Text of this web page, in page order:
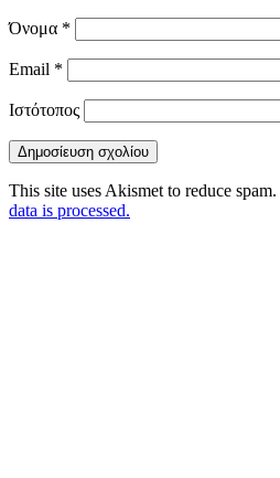
Όνομα *
Email *
Ιστότοπος
This site uses Akismet to reduce spam.
data is processed.